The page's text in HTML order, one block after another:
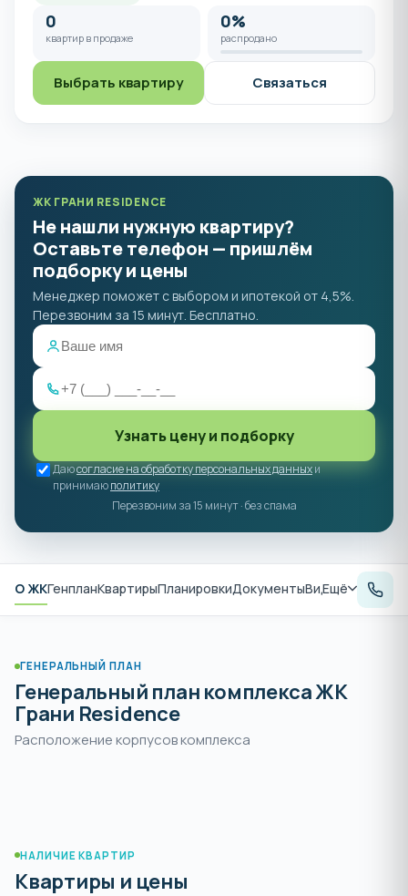
0
квартир в продаже
0%
распродано
Выбрать квартиру Связаться
ЖК ГРАНИ RESIDENCE
Не нашли нужную квартиру?
Оставьте телефон — пришлём
подборку и цены
Менеджер поможет с выбором и ипотекой от 4,5%.
Перезвоним за 15 минут. Бесплатно.
Узнать цену и подборку
Даюсогласие на обработку персональных данныхи
принимаюполитику
Перезвоним за 15 минут · без спама
О ЖКГенпланКвартирыПланировкиДокументыВидеообзор
Ещё
ГЕНЕРАЛЬНЫЙ ПЛАН
Генеральный план комплекса ЖК
Грани Residence
Расположение корпусов комплекса
НАЛИЧИЕ КВАРТИР
Квартиры и цены